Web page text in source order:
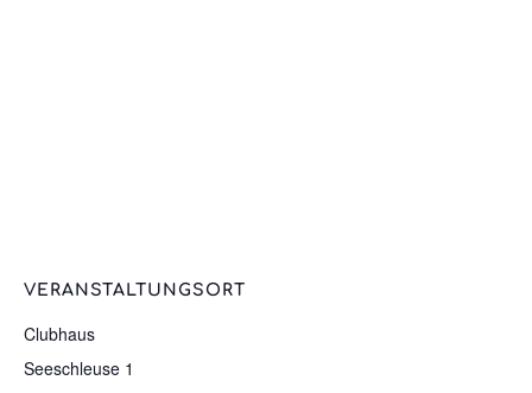
VERANSTALTUNGSORT
Clubhaus
Seeschleuse 1